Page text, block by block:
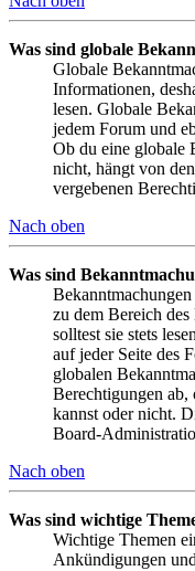
Was sind globale
Globale
Informationen,
lesen. Globale
jedem Forum und
Ob du eine globale
nicht, hängt von
vergebenen
Nach oben
Was sind
zu dem Bereich
solltest sie stets
auf jeder Seite des
globalen
Berechtigungen ab,
kannst oder nicht.
Board-
Nach oben
Was sind wichtige
Wichtige Themen
Ankündigungen